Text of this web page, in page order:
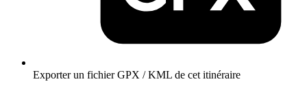
Exporter un fichier GPX / KML de cet itinéraire